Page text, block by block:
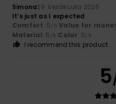
Simona29. kesäkuuta 2026
It’s just as I expected
Comfort: 5/5 Value for
Material: 5 /5 Color: 5/5
I recommend this product
5